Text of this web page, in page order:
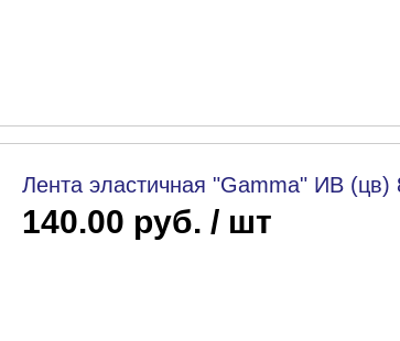
Лента эластичная "Gamma" ИВ
140.00 руб. / шт